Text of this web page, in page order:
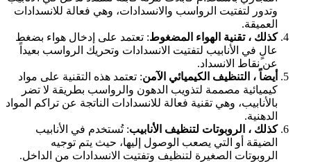
وتدور لتفتيت الرواسب والانسدادات، وهي فعالة للانسدادات
العميقة.
كذلك ، تقنية الهواء المضغوط: تعتمد على إدخال هواء بضغط
عالٍ في الأنابيب لتفتيت الانسدادات وتحريك الرواسب بعيداً
عن نقاط الانسداد.
أيضاً ، التنظيف الكيميائي الآمن: تعتمد هذه التقنية على مواد
كيميائية مصممة لتذويب الدهون والرواسب بطريقة لا تضر
بالأنابيب، وهي تقنية فعالة للانسدادات الناتجة عن تراكم المواد
الدهنية.
كذلك ، الروبوتات لتنظيف الأنابيب: تُستخدم في الأنابيب
الضيقة أو التي يصعب الوصول إليها، حيث يتم توجيه
الروبوتات الصغيرة لتنظيف وتفتيت الانسدادات من الداخل.